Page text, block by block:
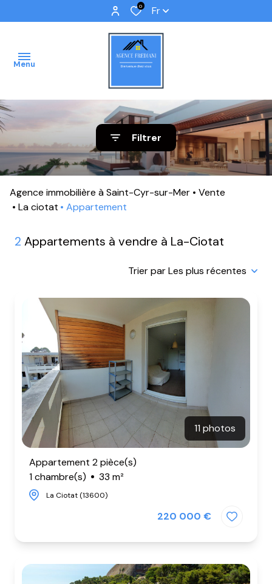
0 Fr
Menu
ACCUEIL
VENTES
IMMOBILIER
PROFFESSIONNEL
NEUF
VENDUS
NOTRE
AGENCE
CONTACT
Filtrer
Agence immobilière à Saint-Cyr-sur-Mer
Vente
La ciotat
Appartement
2 Appartements à vendre à La-Ciotat
Trier par Les plus récentes
11 photos
Appartement 2 pièce(s)
1 chambre(s)
33 m²
La Ciotat (13600)
220 000 €